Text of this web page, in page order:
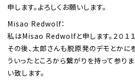
申します。よろしくお願いします。
Misao Redwolf：
私はMisao Redwolfと申します。２０１
その後、太郎さんも脱原発のデモとかに
ういったところから繋がりを持って参り
い致します。